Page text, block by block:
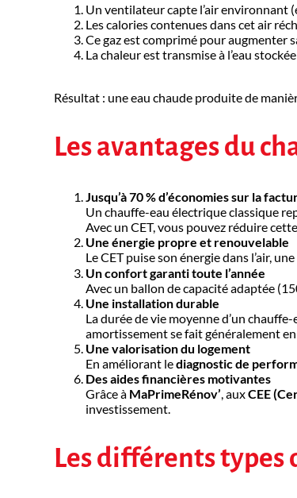
Un ventilateur capte l’air environnant
Les calories contenues dans cet air
Ce gaz est comprimé pour augmenter
La chaleur est transmise à l’eau
Résultat : une eau chaude produite de
Les avantages du
Jusqu’à 70 % d’économies sur la
Un chauffe-eau électrique classique
Avec un CET, vous pouvez réduire
Une énergie propre et renouvelable
Le CET puise son énergie dans l’air,
Un confort garanti toute l’année
Avec un ballon de capacité adaptée
Une installation durable
La durée de vie moyenne d’un
amortissement se fait généralement en
Une valorisation du logement
En améliorant lediagnostic de
Des aides financières motivantes
Grâce à MaPrimeRénov’, auxCEE
investissement.
Les différents